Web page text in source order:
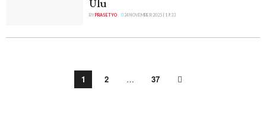
BYPRASETYO 24 NOVEMBER 2025 | 19:33
1 2 … 37